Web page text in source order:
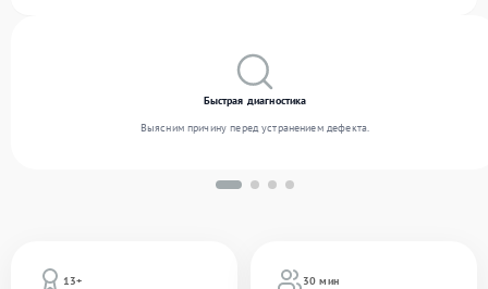
13+
30 мин
Быстрая диагностика
Выясним причину перед устранением дефекта.